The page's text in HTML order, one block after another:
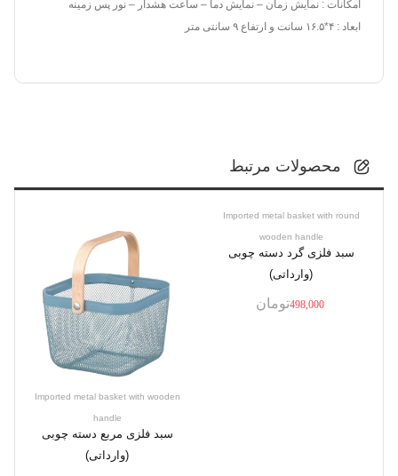
امکانات : نمایش زمان – نمایش دما – ساعت هشدار – نور پس زمینه
ابعاد : ۴*۱۶.۵ سانت و ارتفاع ۹ سانتی متر
محصولات مرتبط
Imported metal basket with round
wooden handle
سبد فلزی گرد دسته چوبی
(وارداتی)
498,000 تومان
Imported metal basket with wooden
handle
سبد فلزی مربع دسته چوبی
(وارداتی)